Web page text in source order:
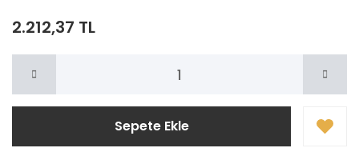
2.212,37 TL
Sepete Ekle